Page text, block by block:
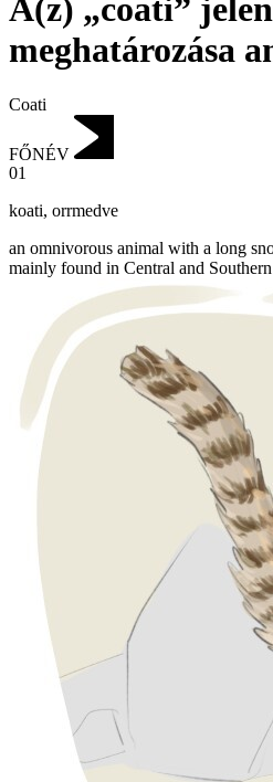
A(z) „coati”
meghatározása
Coati
FŐNÉV
01
koati, orrmedve
an omnivorous animal with a long
mainly found in Central and